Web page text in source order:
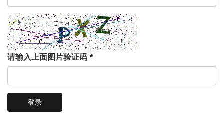
请输入上面图片验证码 *
登录